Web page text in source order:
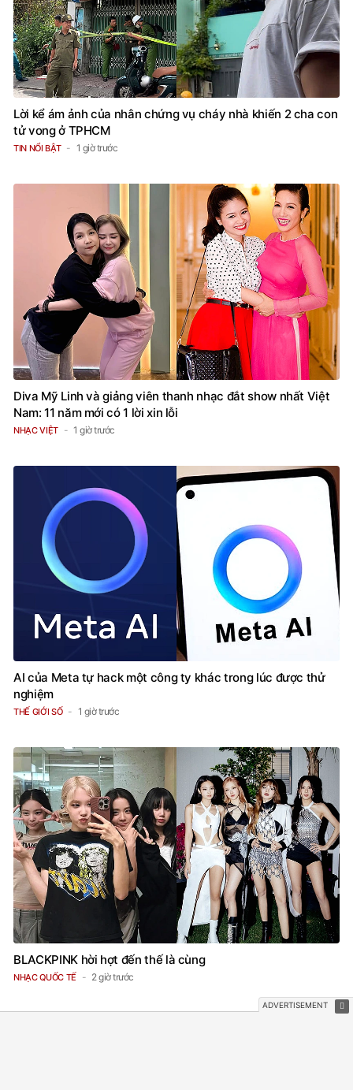
Lời kể ám ảnh của nhân chứng vụ cháy nhà khiến 2 cha con
tử vong ở TPHCM
TIN NỔI BẬT 1 giờ trước
Diva Mỹ Linh và giảng viên thanh nhạc đắt show nhất Việt
Nam: 11 năm mới có 1 lời xin lỗi
NHẠC VIỆT 1 giờ trước
AI của Meta tự hack một công ty khác trong lúc được thử
nghiệm
THẾ GIỚI SỐ 1 giờ trước
BLACKPINK hời hợt đến thế là cùng
NHẠC QUỐC TẾ 2 giờ trước